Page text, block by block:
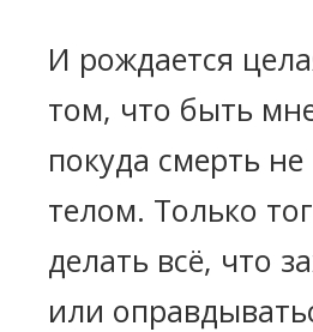
И рождается
том, что быть
покуда смерть
телом. Только
делать всё, что
или